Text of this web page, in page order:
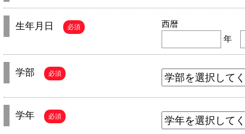
生年月日 必須
西暦
年
学部 必須
学年 必須